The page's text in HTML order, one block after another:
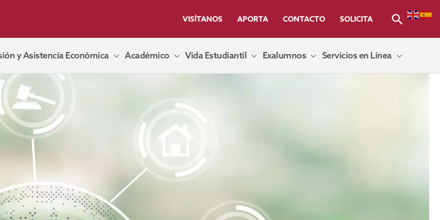
VISÍTANOS APORTA CONTACTO SOLICITA Buscar
y Asistencia Económica Académico Vida Estudiantil Exalumnos Servicios en Línea